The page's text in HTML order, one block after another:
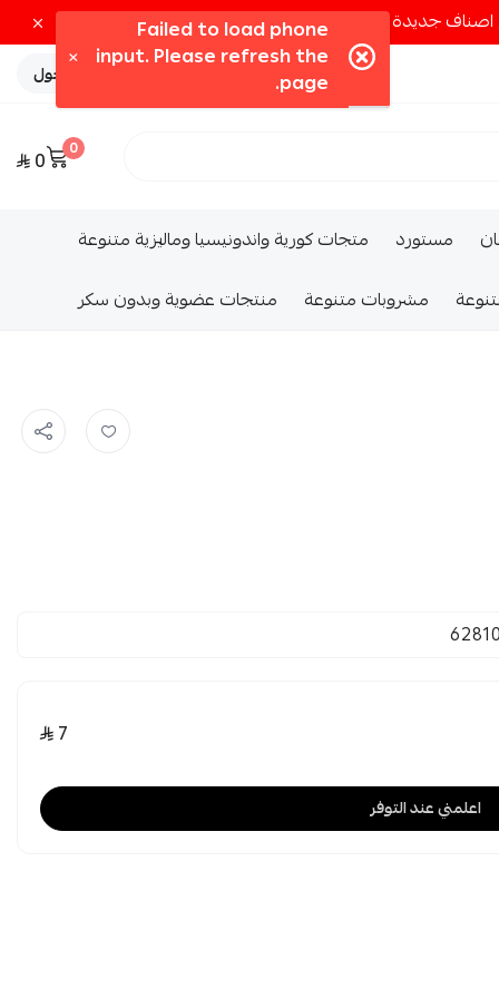
تسجيل الدخول
0
0
مستورد
متجات كورية واندونيسيا وماليزية متنوعة
مشروبات متنوعة منتجات عضوية وبدون سكر
7
اعلمني عند التوفر